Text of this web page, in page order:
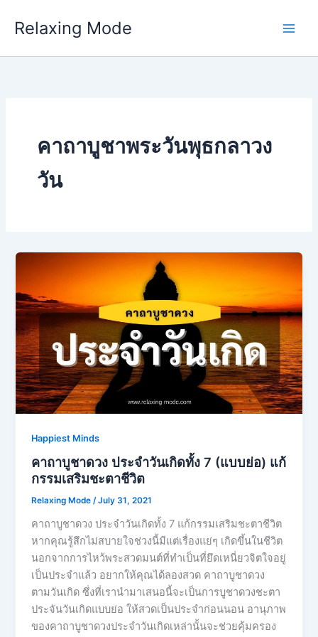
Relaxing Mode
คาถาบูชาพระวันพุธกลาวง
วัน
Happiest Minds
คาถาบูชาดวง ประจำวันเกิดทั้ง 7 (แบบย่อ) แก้
กรรมเสริมชะตาชีวิต
Relaxing Mode/July 31, 2021
คาถาบูชาดวง ประจำวันเกิดทั้ง 7 แก้กรรมเสริมชะตาชีวิต
หากคุณรู้สึกไม่สบายใจช่วงนี้มีแต่เรื่องแย่ๆ เกิดขึ้นในชีวิต
นอกจากการไหว้พระสวดมนต์ที่ทำเป็นที่ยึดเหนี่ยวจิตใจอยู่
เป็นประจำแล้ว อยากให้คุณได้ลองสวด คาถาบูชาดวง
ตามวันเกิด ซึ่งที่เรานำมาเสนอนี้จะเป็นการบูชาดวงชะตา
ประจันวันเกิดแบบย่อ ให้สวดเป็นประจำก่อนนอน อานุภาพ
ของคาถาบูชาดวงประจำวันเกิดเหล่านั้นจะช่วยคุ้มครอง